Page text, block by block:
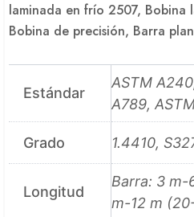
laminada en frío 2507, Bobina
Bobina de precisión, Barra
Estándar
ASTM
A789,
Grado 1.4410,
Longitud
Barra: 3 m-
m-12 m